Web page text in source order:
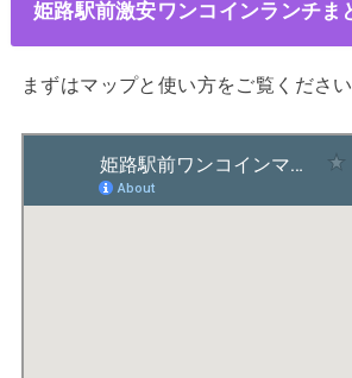
姫路駅前激安ワンコインランチま
まずはマップと使い方をご覧くださ